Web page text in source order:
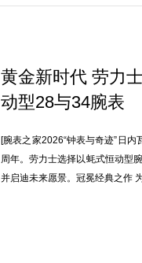
黄金新时代 劳力
动型28与34腕表
[腕表之家2026“钟表与奇迹”日
周年。劳力士选择以蚝式恒动型
并启迪未来愿景。冠冕经典之作